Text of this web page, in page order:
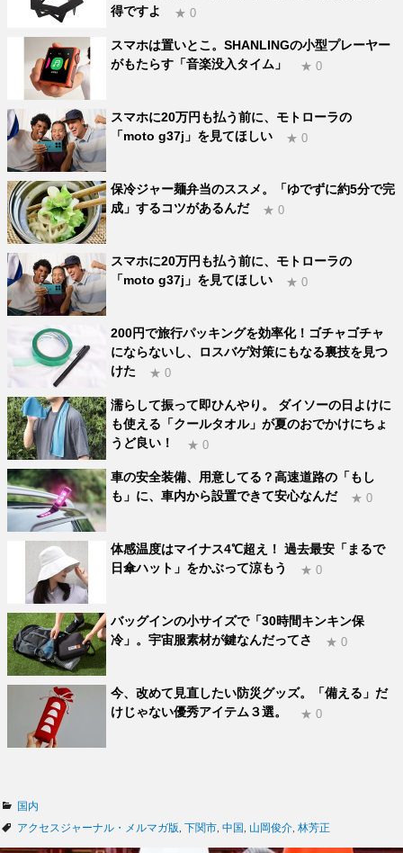
得ですよ
★ 0
スマホは置いとこ。SHANLINGの小型プレーヤー
がもたらす「音楽没入タイム」
★ 0
スマホに20万円も払う前に、モトローラの
「moto g37j」を見てほしい
★ 0
保冷ジャー麺弁当のススメ。「ゆでずに約5分で完
成」するコツがあるんだ
★ 0
スマホに20万円も払う前に、モトローラの
「moto g37j」を見てほしい
★ 0
200円で旅行パッキングを効率化！ゴチャゴチャ
にならないし、ロスバゲ対策にもなる裏技を見つ
けた
★ 0
濡らして振って即ひんやり。 ダイソーの日よけに
も使える「クールタオル」が夏のおでかけにちょ
うど良い！
★ 0
車の安全装備、用意してる？高速道路の「もし
も」に、車内から設置できて安心なんだ
★ 0
体感温度はマイナス4℃超え！ 過去最安「まるで
日傘ハット」をかぶって涼もう
★ 0
バッグインの小サイズで「30時間キンキン保
冷」。宇宙服素材が鍵なんだってさ
★ 0
今、改めて見直したい防災グッズ。「備える」だ
けじゃない優秀アイテム３選。
★ 0
カ
テ
国内
タ
アクセスジャーナル・メルマガ版 下関市 中国 山岡俊介 林芳正